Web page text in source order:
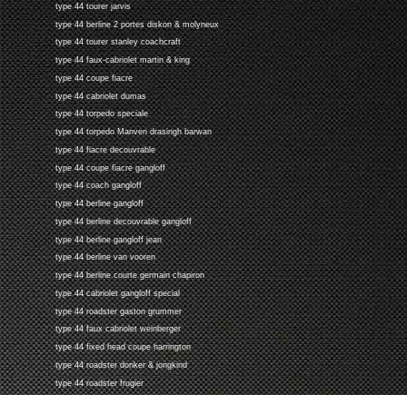
type 44 tourer jarvis
type 44 berline 2 portes diskon & molyneux
type 44 tourer stanley coachcraft
type 44 faux-cabriolet martin & king
type 44 coupe fiacre
type 44 cabriolet dumas
type 44 torpedo speciale
type 44 torpedo Manven drasingh barwan
type 44 fiacre decouvrable
type 44 coupe fiacre gangloff
type 44 coach gangloff
type 44 berline gangloff
type 44 berline decouvrable gangloff
type 44 berline gangloff jean
type 44 berline van vooren
type 44 berline courte germain chapiron
type 44 cabriolet gangloff special
type 44 roadster gaston grummer
type 44 faux cabriolet weinberger
type 44 fixed head coupe harrington
type 44 roadster donker & jongkind
type 44 roadster frugier